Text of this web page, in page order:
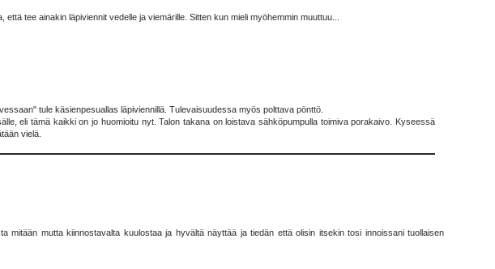
tee ainakin läpiviennit vedelle ja viemärille. Sitten kun mieli myöhemmin muuttuu...
tule käsienpesuallas läpiviennillä. Tulevaisuudessa myös polttava pönttö.
eli tämä kaikki on jo huomioitu nyt. Talon takana on loistava sähköpumpulla toimiva porakaivo. Kyseessä
vielä.
mitään mutta kiinnostavalta kuulostaa ja hyvältä näyttää ja tiedän että olisin itsekin tosi innoissani tuollaisen